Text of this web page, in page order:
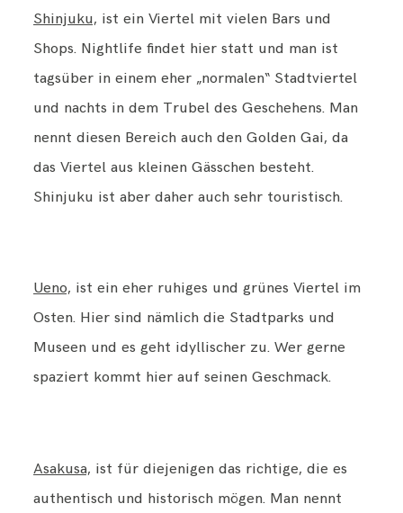
Shinjuku, ist ein Viertel mit vielen Bars und
Shops. Nightlife findet hier statt und man ist
tagsüber in einem eher „normalen“ Stadtviertel
und nachts in dem Trubel des Geschehens. Man
nennt diesen Bereich auch den Golden Gai, da
das Viertel aus kleinen Gässchen besteht.
Shinjuku ist aber daher auch sehr touristisch.
Ueno, ist ein eher ruhiges und grünes Viertel im
Osten. Hier sind nämlich die Stadtparks und
Museen und es geht idyllischer zu. Wer gerne
spaziert kommt hier auf seinen Geschmack.
Asakusa, ist für diejenigen das richtige, die es
authentisch und historisch mögen. Man nennt